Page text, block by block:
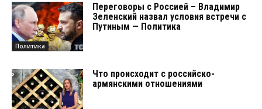
Политика
Переговоры с Россией – Владимир
Зеленский назвал условия встречи с
Путиным — Политика
Что происходит с российско-
армянскими отношениями